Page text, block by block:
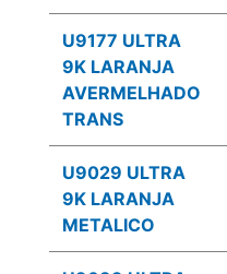
U9177 ULTRA
9K LARANJA
AVERMELHADO
TRANS
U9029 ULTRA
9K LARANJA
METALICO